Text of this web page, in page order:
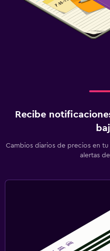
Recibe
Cambios diarios de precios en
alertas